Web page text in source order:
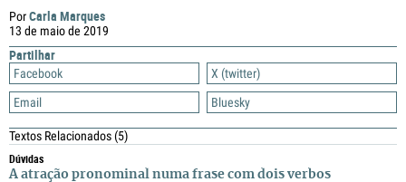
PorCarla Marques
13 de maio de 2019
Partilhar
Facebook
X (twitter)
Email
Bluesky
Textos Relacionados(5)
Dúvidas
A atração pronominal numa frase com dois verbos